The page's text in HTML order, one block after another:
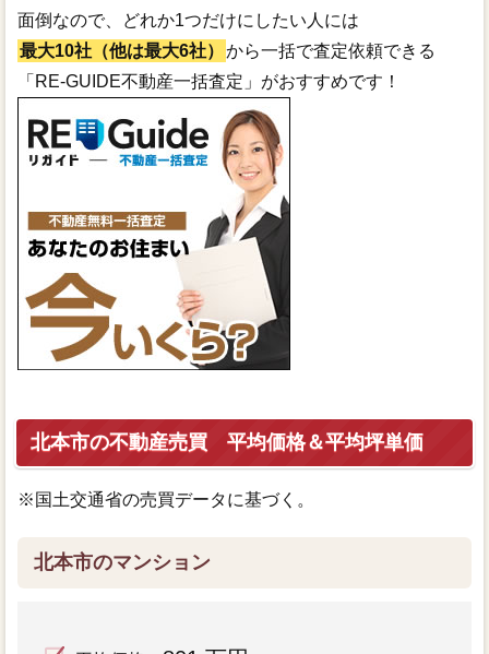
面倒なので、どれか1つだけにしたい人には
最大10社（他は最大6社）
から一括で査定依頼できる
「RE-GUIDE不動産一括査定」がおすすめです！
北本市の不動産売買 平均価格＆平均坪単価
※国土交通省の売買データに基づく。
北本市のマンション